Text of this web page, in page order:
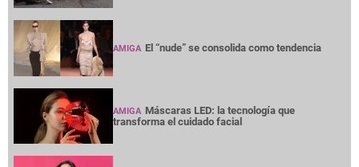
AMIGA El “nude” se consolida como tendencia
AMIGA Máscaras LED: la tecnología que
transforma el cuidado facial